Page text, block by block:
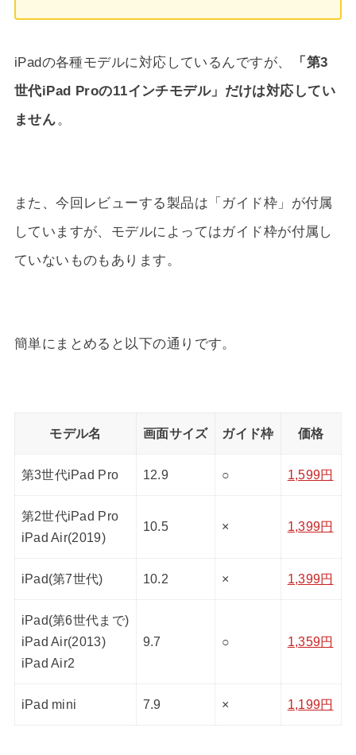
iPadの各種モデルに対応しているんですが、
「第3
世代iPad Proの11インチモデル」だけは対応してい
ません 。
また、今回レビューする製品は「ガイド枠」が付属
していますが、モデルによってはガイド枠が付属し
ていないものもあります。
簡単にまとめると以下の通りです。
モデル名 画面サイズ ガイド枠 価格
第3世代iPad Pro 12.9 ○ 1,599円
第2世代iPad Pro
iPad Air(2019)
10.5 × 1,399円
iPad(第7世代) 10.2 × 1,399円
iPad(第6世代まで)
iPad Air(2013)
iPad Air2
9.7 ○ 1,359円
iPad mini 7.9 × 1,199円